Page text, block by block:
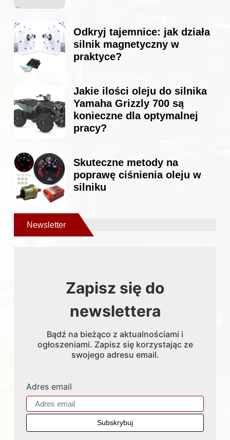
Odkryj tajemnice: jak działa
silnik magnetyczny w
praktyce?
Jakie ilości oleju do silnika
Yamaha Grizzly 700 są
konieczne dla optymalnej
pracy?
Skuteczne metody na
poprawę ciśnienia oleju w
silniku
Newsletter
Zapisz się do
newslettera
Bądź na bieżąco z aktualnościami i
ogłoszeniami. Zapisz się korzystając ze
swojego adresu email.
Adres email